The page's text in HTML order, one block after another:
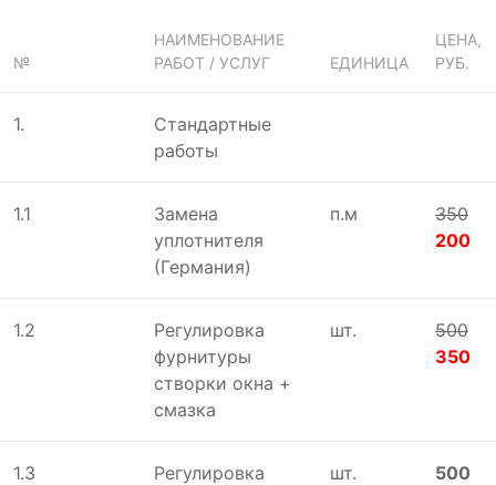
№
НАИМЕНОВАНИЕ
РАБОТ / УСЛУГ
ЕДИНИЦА
ЦЕНА,
РУБ.
1.
Стандартные
работы
1.1
Замена
уплотнителя
(Германия)
п.м
350
200
1.2
Регулировка
фурнитуры
створки окна +
смазка
шт.
500
350
1.3
Регулировка
шт. 500